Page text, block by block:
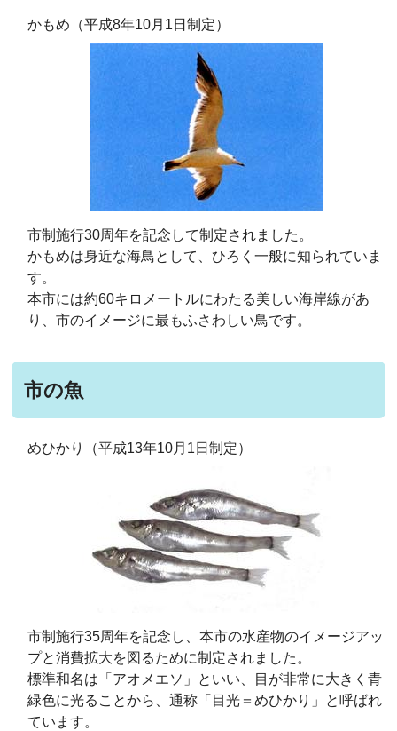
かもめ（平成8年10月1日制定）
市制施行30周年を記念して制定されました。
かもめは身近な海鳥として、ひろく一般に知られていま
す。
本市には約60キロメートルにわたる美しい海岸線があ
り、市のイメージに最もふさわしい鳥です。
市の魚
めひかり（平成13年10月1日制定）
市制施行35周年を記念し、本市の水産物のイメージアッ
プと消費拡大を図るために制定されました。
標準和名は「アオメエソ」といい、目が非常に大きく青
緑色に光ることから、通称「目光＝めひかり」と呼ばれ
ています。